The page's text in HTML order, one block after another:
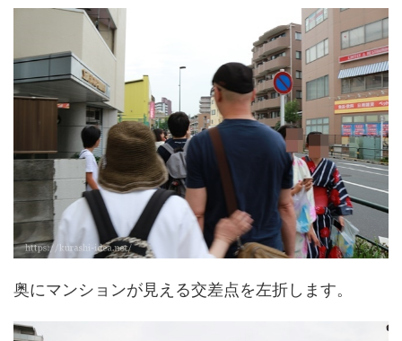
奥にマンションが見える交差点を左折します。